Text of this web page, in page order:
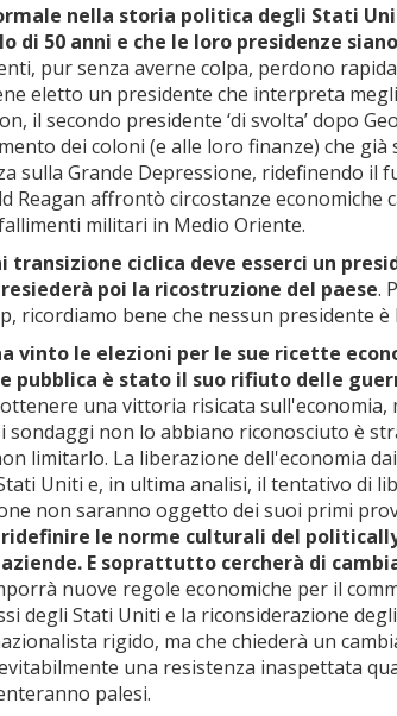
nella storia politica degli Stati
di 50 anni e che le loro presidenze
pur senza averne colpa, perdono
eletto un presidente che interpreta
il secondo presidente ‘di svolta’ dopo
dei coloni (e alle loro finanze) che
sulla Grande Depressione, ridefinendo il
Reagan affrontò circostanze
militari in Medio Oriente.
transizione ciclica deve esserci un
poi la ricostruzione del paese.
ricordiamo bene che nessun presidente
vinto le elezioni per le sue ricette
pubblica è stato il suo rifiuto delle
una vittoria risicata
sondaggi non lo abbiano riconosciuto è
limitarlo. La liberazione dell'economia
Uniti e, in ultima analisi, il tentativo di
non saranno oggetto dei suoi primi
le norme culturali del
E soprattutto cercherà di
nuove regole economiche per il
degli Stati Uniti e la riconsiderazione
rigido, ma che chiederà un
una resistenza inaspettata
palesi.